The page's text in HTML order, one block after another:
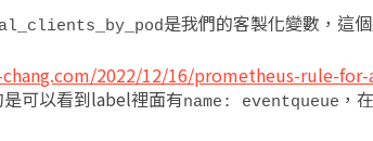
是我們的客製化變數，這
2022/12/16/prometheus-rule-
可以看到label裡面有name: eventqueue ，